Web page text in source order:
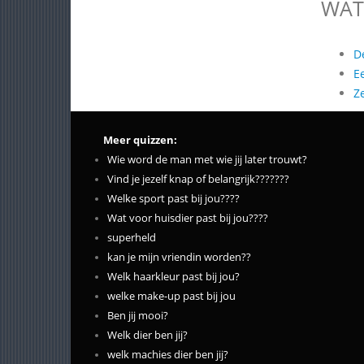
Meer quizzen:
Wie word de man met wie jij later trouwt?
Vind je jezelf knap of belangrijk???????
Welke sport past bij jou????
Wat voor huisdier past bij jou????
superheld
kan je mijn vriendin worden??
Welk haarkleur past bij jou?
welke make-up past bij jou
Ben jij mooi?
Welk dier ben jij?
welk machies dier ben jij?